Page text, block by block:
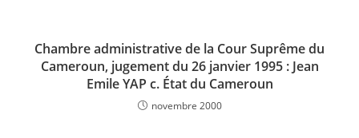
Chambre administrative de la Cour Suprême du
Cameroun, jugement du 26 janvier 1995 : Jean
Emile YAP c. État du Cameroun
novembre 2000